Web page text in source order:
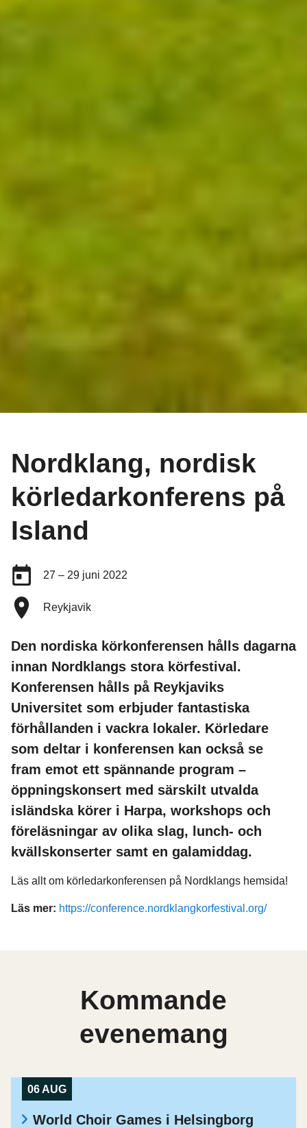
Nordklang, nordisk
körledarkonferens på
Island
Datum:
27 – 29 juni 2022
Plats:
Reykjavik
Den nordiska körkonferensen hålls dagarna
innan Nordklangs stora körfestival.
Konferensen hålls på Reykjaviks
Universitet som erbjuder fantastiska
förhållanden i vackra lokaler. Körledare
som deltar i konferensen kan också se
fram emot ett spännande program –
öppningskonsert med särskilt utvalda
isländska körer i Harpa, workshops och
föreläsningar av olika slag, lunch- och
kvällskonserter samt en galamiddag.
Läs allt om körledarkonferensen på Nordklangs hemsida!
Läs mer: https://conference.nordklangkorfestival.org/
Kommande
evenemang
06 AUG
World Choir Games i Helsingborg